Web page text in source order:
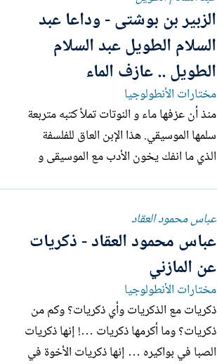
المكتبة الصغيرة التي تضمّ الكتب التي كانت
بحوزته وقت...
الزبير بن بوشتى - وداعا عبد
السلام الطويل عبد السلام
الطويل .. عازف الماء
مختارات الأنطولوجيا
منذ أن عزفها ماء و النوتات تملأ كتبه متربعة
سلمها الموسيقي. هذا الإبن العاق للفلسفة
الذي ما انفك يخون الأدب مع الموسيقى و
بورخيص مذ أن نكث مترجم لئيم عرّة
الصداقة. كتب القصة ليتبرأ من شوائب السرد،
و كتب الرواية ليتخلص من...
عباس محمود العقاد
عباس محمود العقاد - ذكريات
عن المازني
مختارات الأنطولوجيا
ذكريات مع الذكريات وأي ذكريات؟ وكم من
ذكريات؟ وما أكرمها ذكريات …! إنها ذكريات
الصبا في بواكيره … إنها ذكريات الأخوة في